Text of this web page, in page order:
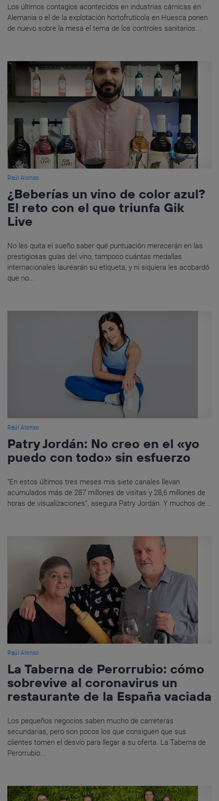
Los últimos contagios acontecidos en industrias cárnicas en
Alemania o el de la explotación hortofrutícola en Huesca ponen
de nuevo sobre la mesa el tema de los controles sanitarios...
Raúl Alonso
¿Beberías un vino de color azul?
El reto con el que triunfa Gik
Live
No les quita el sueño saber qué puntuación merecerán en las
prestigiosas guías del vino, tampoco cuántas medallas
internacionales laurearán su etiqueta, y ni siquiera les acobardó
que no...
Raúl Alonso
Patry Jordán: No creo en el «yo
puedo con todo» sin esfuerzo
“En estos últimos tres meses mis siete canales llevan
acumulados más de 287 millones de visitas y 28,6 millones de
horas de visualizaciones”, asegura Patry Jordán. Y muchos de...
Raúl Alonso
La Taberna de Perorrubio: cómo
sobrevive al coronavirus un
restaurante de la España vaciada
Los pequeños negocios saben mucho de carreteras
secundarias, pero son pocos los que consiguen que sus
clientes tomen el desvío para llegar a su oferta. La Taberna de
Perorrubio...